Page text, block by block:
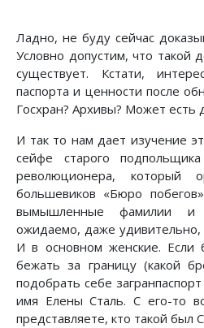
Ладно, не буду сейчас
Условно допустим, что такой
существует. Кстати,
паспорта и ценности после
Госхран? Архивы? Может есть
И так то нам дает изучение
сейфе старого
революционера, который
большевиков «Бюро
вымышленные фамилии и
ожидаемо, даже удивительно,
И в основном женские. Если
бежать за границу (какой
подобрать себе
имя Елены Сталь. С его-то
представляете, кто такой был